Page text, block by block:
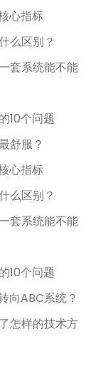
心指标
么区别？
套系统能不能
10个问题
舒服？
心指标
么区别？
套系统能不能
10个问题
向ABC系统？
怎样的技术方